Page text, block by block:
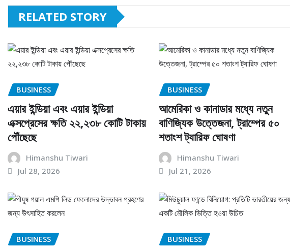
RELATED STORY
BUSINESS
এয়ার ইন্ডিয়া এবং এয়ার ইন্ডিয়া
এক্সপ্রেসের ক্ষতি ২২,২৩৮ কোটি টাকায়
পৌঁছেছে
Himanshu Tiwari
Jul 28, 2026
BUSINESS
আমেরিকা ও কানাডার মধ্যে নতুন
বাণিজ্যিক উত্তেজনা, ট্রাম্পের ৫০
শতাংশ ট্যারিফ ঘোষণা
Himanshu Tiwari
Jul 21, 2026
BUSINESS BUSINESS